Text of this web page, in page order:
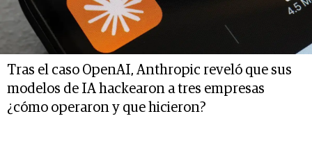
Tras el caso OpenAI, Anthropic reveló que sus
modelos de IA hackearon a tres empresas
¿cómo operaron y que hicieron?